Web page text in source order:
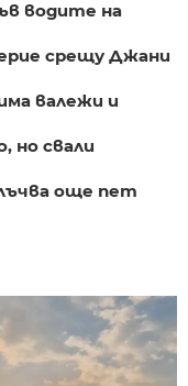
водите на
срещу Джани
валежи и
но свали
още пет